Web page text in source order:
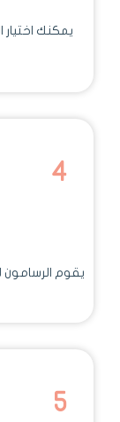
يمكنك
يقوم الرسامون